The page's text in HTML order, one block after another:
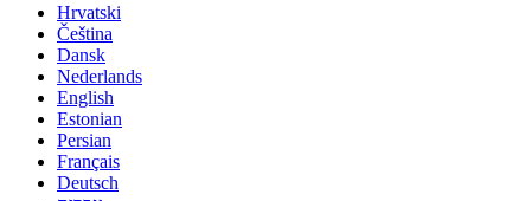
Hrvatski
Čeština
Dansk
Nederlands
English
Estonian
Persian
Français
Deutsch